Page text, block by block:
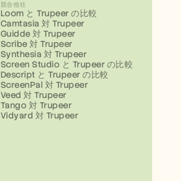
競合他社
Loom と Trupeer の比較
Camtasia 対 Trupeer
Guidde 対 Trupeer
Scribe 対 Trupeer
Synthesia 対 Trupeer
Screen Studio と Trupeer の比較
Descript と Trupeer の比較
ScreenPal 対 Trupeer
Veed 対 Trupeer
Tango 対 Trupeer
Vidyard 対 Trupeer